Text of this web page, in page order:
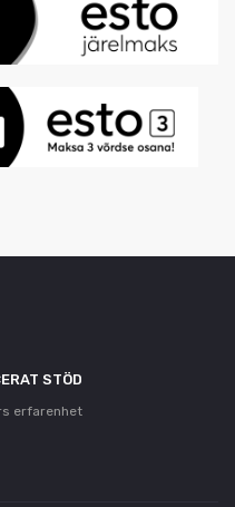
STÖD
erfarenhet